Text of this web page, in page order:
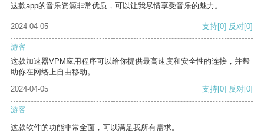
这款app的音乐资源非常优质，可以让我尽情享受音乐的魅力。
2024-04-05 支持[0] 反对[0]
游客
这款加速器VPM应用程序可以给你提供最高速度和安全性的连接，并帮
助你在网络上自由移动。
2024-04-05
支持[0] 反对[0]
游客
这款软件的功能非常全面，可以满足我所有需求。